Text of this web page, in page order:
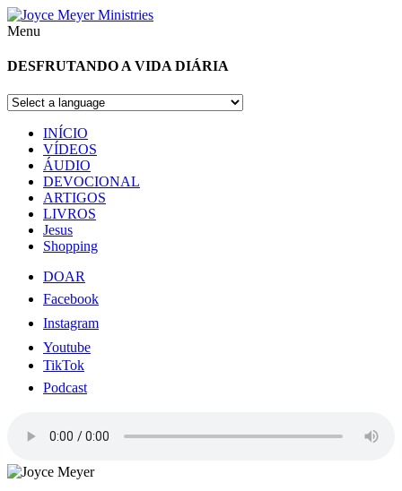
Menu
DESFRUTANDO A VIDA DIÁRIA
INÍCIO
VÍDEOS
ÁUDIO
DEVOCIONAL
ARTIGOS
LIVROS
Jesus
Shopping
DOAR
Facebook
Instagram
Youtube
TikTok
Podcast